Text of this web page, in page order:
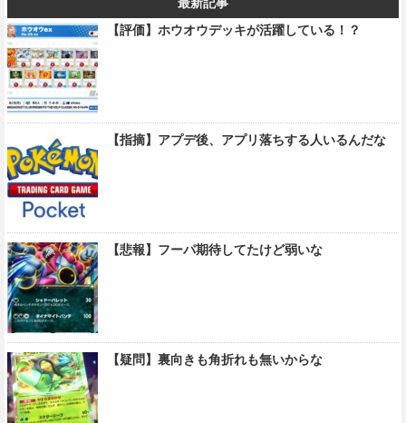
【評価】ホウオウデッキが活躍している！？
【指摘】アプデ後、アプリ落ちする人いるんだな
【悲報】フーパ期待してたけど弱いな
【疑問】裏向きも角折れも無いからな